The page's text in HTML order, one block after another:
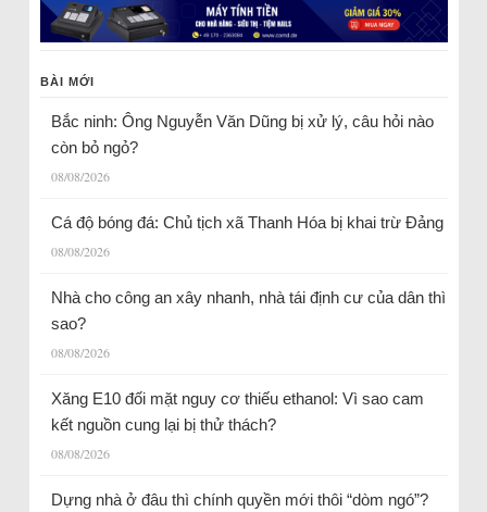
BÀI MỚI
Bắc ninh: Ông Nguyễn Văn Dũng bị xử lý, câu hỏi nào
còn bỏ ngỏ?
08/08/2026
Cá độ bóng đá: Chủ tịch xã Thanh Hóa bị khai trừ Đảng
08/08/2026
Nhà cho công an xây nhanh, nhà tái định cư của dân thì
sao?
08/08/2026
Xăng E10 đối mặt nguy cơ thiếu ethanol: Vì sao cam
kết nguồn cung lại bị thử thách?
08/08/2026
Dựng nhà ở đâu thì chính quyền mới thôi “dòm ngó”?